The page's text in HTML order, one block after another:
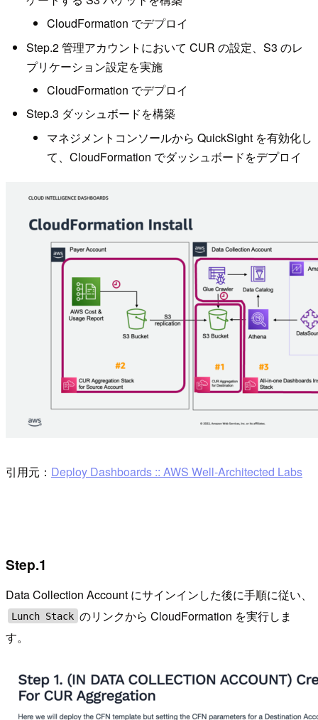
CloudFormation でデプロイ
Step.2 管理アカウントにおいて CUR の設定、S3 のレ
プリケーション設定を実施
CloudFormation でデプロイ
Step.3 ダッシュボードを構築
マネジメントコンソールから QuickSight を有効化し
て、CloudFormation でダッシュボードをデプロイ
引用元： Deploy Dashboards :: AWS Well-Architected Labs
Step.1
Data Collection Account にサインインした後に手順に従い、
Lunch Stack のリンクから CloudFormation を実行しま
す。